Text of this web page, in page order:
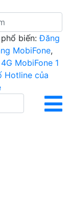
biến: Đăng
MobiFone,
MobiFone 1
Hotline của